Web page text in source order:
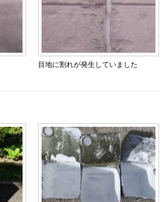
目地に割れが発生していました